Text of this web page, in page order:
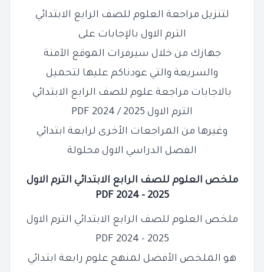
لتنزيل مراجعة العلوم للصف الرابع الابتدائي
الترم الاول بالإجابات على
جهازك من خلال سيرفرات الموقع الآمنة
والسريعة والتي عودناكم عليها لتحميل
بالاجابات مراجعة علوم للصف الرابع الابتدائي
الترم الاول 2025 / 2024 PDF
وغيرها من المراجعات الأخرى لرابعة ابتدائي
الفصل الدراسي الاول محلولة
ملخص العلوم للصف الرابع الابتدائي الترم الاول
2025 - 2024 PDF
ملخص العلوم للصف الرابع الابتدائي الترم الاول
2025 - 2024 PDF
هو الملخص الأفضل لمنهج علوم رابعة ابتدائي